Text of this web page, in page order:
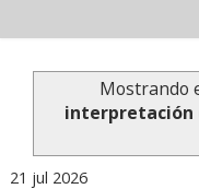
Mostrando
interpretación
21 jul 2026